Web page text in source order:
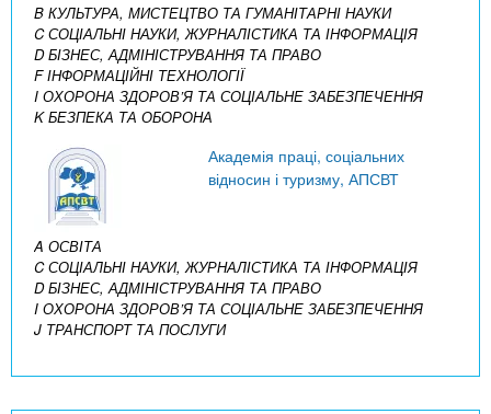
B КУЛЬТУРА, МИСТЕЦТВО ТА ГУМАНІТАРНІ НАУКИ
C СОЦІАЛЬНІ НАУКИ, ЖУРНАЛІСТИКА ТА ІНФОРМАЦІЯ
D БІЗНЕС, АДМІНІСТРУВАННЯ ТА ПРАВО
F ІНФОРМАЦІЙНІ ТЕХНОЛОГІЇ
I ОХОРОНА ЗДОРОВ’Я ТА СОЦІАЛЬНЕ ЗАБЕЗПЕЧЕННЯ
K БЕЗПЕКА ТА ОБОРОНА
Академія праці, соціальних
відносин і туризму, АПСВТ
A ОСВІТА
C СОЦІАЛЬНІ НАУКИ, ЖУРНАЛІСТИКА ТА ІНФОРМАЦІЯ
D БІЗНЕС, АДМІНІСТРУВАННЯ ТА ПРАВО
I ОХОРОНА ЗДОРОВ’Я ТА СОЦІАЛЬНЕ ЗАБЕЗПЕЧЕННЯ
J ТРАНСПОРТ ТА ПОСЛУГИ